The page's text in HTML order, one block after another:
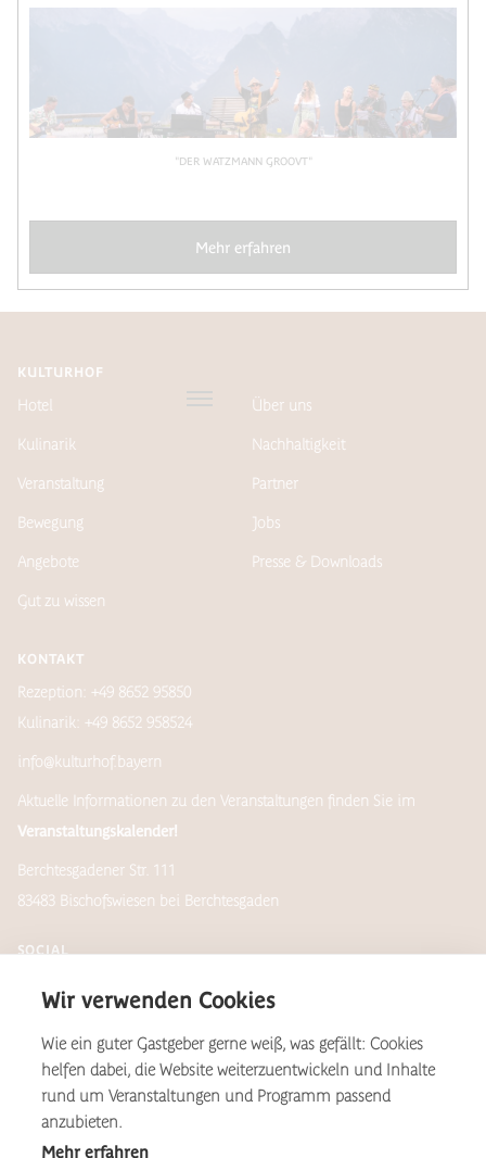
Wir verwenden Cookies
Wie ein guter Gastgeber gerne weiß, was gefällt: Cookies
helfen dabei, die Website weiterzuentwickeln und Inhalte
rund um Veranstaltungen und Programm passend
anzubieten.
Mehr erfahren
"DER WATZMANN GROOVT"
Mehr erfahren
KULTURHOF
Hotel
Kulinarik
Veranstaltung
Bewegung
Angebote
Gut zu wissen
Über uns
Nachhaltigkeit
Partner
Jobs
Presse & Downloads
KONTAKT
Rezeption: +49 8652 95850
Kulinarik: +49 8652 958524
info@kulturhof.bayern
Aktuelle Informationen zu den Veranstaltungen finden Sie im
Veranstaltungskalender!
Berchtesgadener Str. 111
83483 Bischofswiesen bei Berchtesgaden
SOCIAL
Newsletter